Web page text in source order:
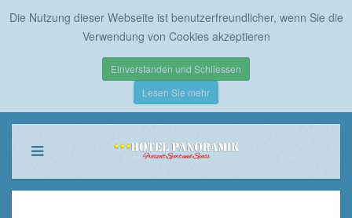
Die Nutzung dieser Webseite ist benutzerfreundlicher, wenn Sie die
Verwendung von Cookies akzeptieren
Einverstanden und Schliessen
Lesen Sie mehr